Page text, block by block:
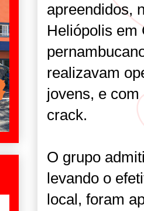
apreendidos,
Heliópolis em
realizavam
jovens, e
crack.
O grupo
levando o
local, foram